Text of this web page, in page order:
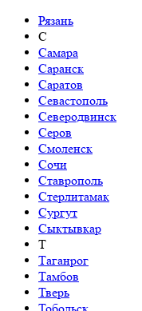
Рязань
С
Самара
Саранск
Саратов
Севастополь
Северодвинск
Серов
Смоленск
Сочи
Ставрополь
Стерлитамак
Сургут
Сыктывкар
Т
Таганрог
Тамбов
Тверь